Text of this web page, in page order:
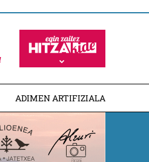
ADIMEN ARTIFIZIALA